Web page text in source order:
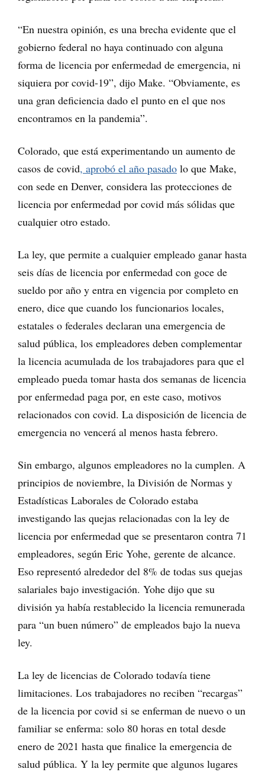
“En nuestra opinión, es una brecha evidente que el
gobierno federal no haya continuado con alguna
forma de licencia por enfermedad de emergencia, ni
siquiera por covid-19”, dijo Make. “Obviamente, es
una gran deficiencia dado el punto en el que nos
encontramos en la pandemia”.
Colorado, que está experimentando un aumento de
casos de covid, aprobó el año pasado lo que Make,
con sede en Denver, considera las protecciones de
licencia por enfermedad por covid más sólidas que
cualquier otro estado.
La ley, que permite a cualquier empleado ganar hasta
seis días de licencia por enfermedad con goce de
sueldo por año y entra en vigencia por completo en
enero, dice que cuando los funcionarios locales,
estatales o federales declaran una emergencia de
salud pública, los empleadores deben complementar
la licencia acumulada de los trabajadores para que el
empleado pueda tomar hasta dos semanas de licencia
por enfermedad paga por, en este caso, motivos
relacionados con covid. La disposición de licencia de
emergencia no vencerá al menos hasta febrero.
Sin embargo, algunos empleadores no la cumplen. A
principios de noviembre, la División de Normas y
Estadísticas Laborales de Colorado estaba
investigando las quejas relacionadas con la ley de
licencia por enfermedad que se presentaron contra 71
empleadores, según Eric Yohe, gerente de alcance.
Eso representó alrededor del 8% de todas sus quejas
salariales bajo investigación. Yohe dijo que su
división ya había restablecido la licencia remunerada
para “un buen número” de empleados bajo la nueva
ley.
La ley de licencias de Colorado todavía tiene
limitaciones. Los trabajadores no reciben “recargas”
de la licencia por covid si se enferman de nuevo o un
familiar se enferma: solo 80 horas en total desde
enero de 2021 hasta que finalice la emergencia de
salud pública. Y la ley permite que algunos lugares